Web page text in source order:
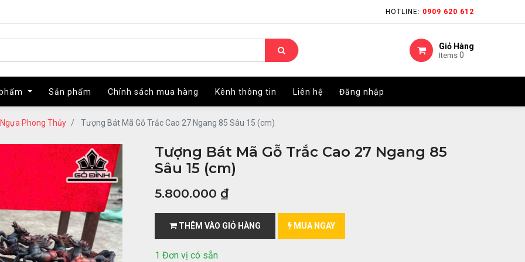
HOTLINE: 0909 620 612
Giỏ Hàng
Items 0
Sản phẩm Chính sách mua hàng Kênh thông tin Liên hệ Đăng nhập
HOTLINE: 0909 620 612
Giỏ Hàng
Items 0
Sản phẩm Chính sách mua hàng Kênh thông tin Liên hệ Đăng nhập
Phong Thủy Tượng Bát Mã Gỗ Trắc Cao 27 Ngang 85 Sâu 15 (cm)
Tượng Bát Mã Gỗ Trắc Cao 27 Ngang 85
Sâu 15 (cm)
5.800.000 ₫
THÊM VÀO GIỎ HÀNG MUA NGAY
1 Đơn vị có sẵn